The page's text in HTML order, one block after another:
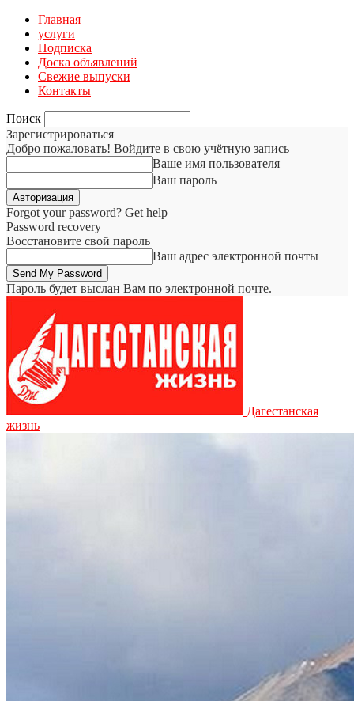
Главная
услуги
Подписка
Доска объявлений
Свежие выпуски
Контакты
Поиск
Зарегистрироваться
Добро пожаловать! Войдите в свою учётную запись
Ваше имя пользователя
Ваш пароль
Forgot your password? Get help
Password recovery
Восстановите свой пароль
Ваш адрес электронной почты
Пароль будет выслан Вам по электронной почте.
Дагестанская
жизнь